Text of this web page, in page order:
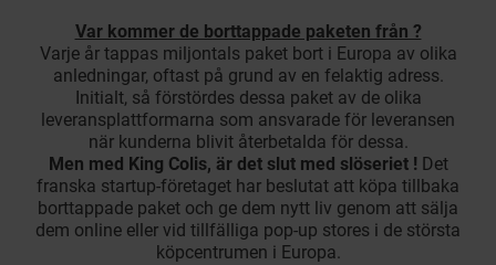
Var kommer de borttappade paketen från ?
Varje år tappas miljontals paket bort i Europa av olika
anledningar, oftast på grund av en felaktig adress.
Initialt, så förstördes dessa paket av de olika
leveransplattformarna som ansvarade för leveransen
när kunderna blivit återbetalda för dessa.
Men med King Colis, är det slut med slöseriet ! Det
franska startup-företaget har beslutat att köpa tillbaka
borttappade paket och ge dem nytt liv genom att sälja
dem online eller vid tillfälliga pop-up stores i de största
köpcentrumen i Europa.